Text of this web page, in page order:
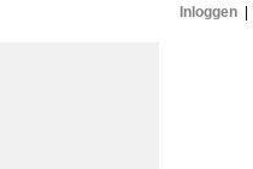
Inloggen